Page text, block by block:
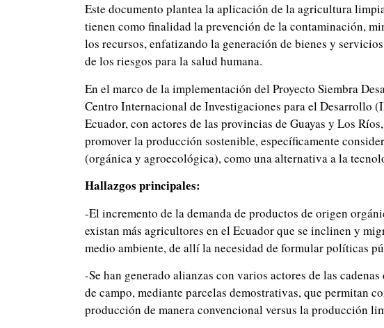
Este documento plantea la aplicación de la agricultura
tienen como finalidad la prevención de la contaminación,
los recursos, enfatizando la generación de bienes y
de los riesgos para la salud humana.
En el marco de la implementación del Proyecto Siembra
Centro Internacional de Investigaciones para el Desarrollo
Ecuador, con actores de las provincias de Guayas y Los
promover la producción sostenible, específicamente
(orgánica y agroecológica), como una alternativa a la
Hallazgos principales:
-El incremento de la demanda de productos de origen
existan más agricultores en el Ecuador que se inclinen y
medio ambiente, de allí la necesidad de formular políticas
-Se han generado alianzas con varios actores de las
de campo, mediante parcelas demostrativas, que permitan
producción de manera convencional versus la producción